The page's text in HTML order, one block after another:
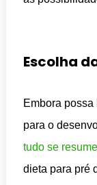
Escolha
Embora
para o
tudo se
dieta para pré